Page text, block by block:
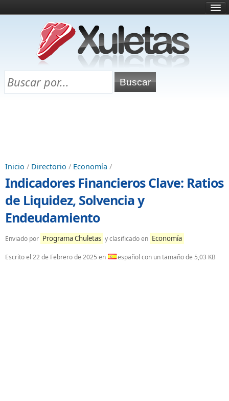
¿Qué es esto?
Directorio
Chuletas para exámenes
Inicio / Directorio / Economía /
Indicadores Financieros Clave: Ratios
de Liquidez, Solvencia y
Endeudamiento
Enviado por Programa Chuletas y clasificado en Economía
Escrito el 22 de Febrero de 2025 en español con un tamaño de 5,03 KB